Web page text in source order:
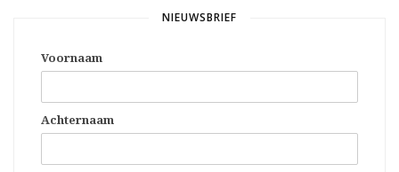
NIEUWSBRIEF
Voornaam
Achternaam